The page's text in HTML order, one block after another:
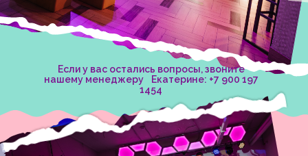
Если у вас остались вопросы, звоните
нашему менеджеру Екатерине: +7 900 197
1454